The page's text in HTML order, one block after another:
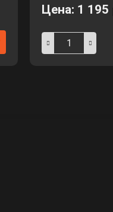
Цена: 1 195